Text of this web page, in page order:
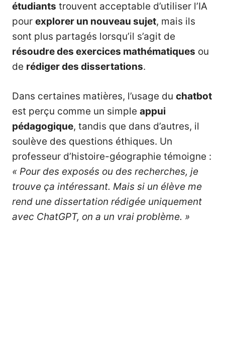
étudiants trouvent acceptable d’utiliser l’IA
pour explorer un nouveau sujet, mais ils
sont plus partagés lorsqu’il s’agit de
résoudre des exercices mathématiques ou
de rédiger des dissertations.
Dans certaines matières, l’usage du chatbot
est perçu comme un simple appui
pédagogique, tandis que dans d’autres, il
soulève des questions éthiques. Un
professeur d’histoire-géographie témoigne :
« Pour des exposés ou des recherches, je
trouve ça intéressant. Mais si un élève me
rend une dissertation rédigée uniquement
avec ChatGPT, on a un vrai problème. »